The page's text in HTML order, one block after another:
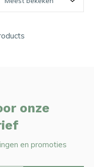
onze
en promoties